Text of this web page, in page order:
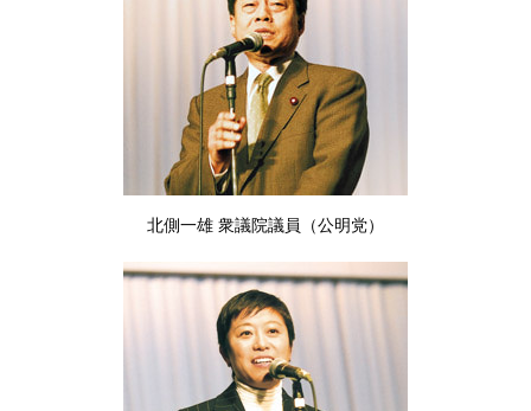
北側一雄 衆議院議員（公明党）